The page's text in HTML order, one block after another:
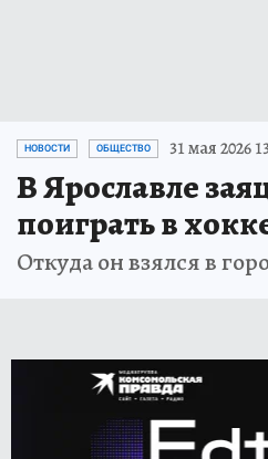
НОВОСТИ ОБЩЕСТВО 31 мая 2026
В Ярославле
поиграть в
Откуда он взялся в